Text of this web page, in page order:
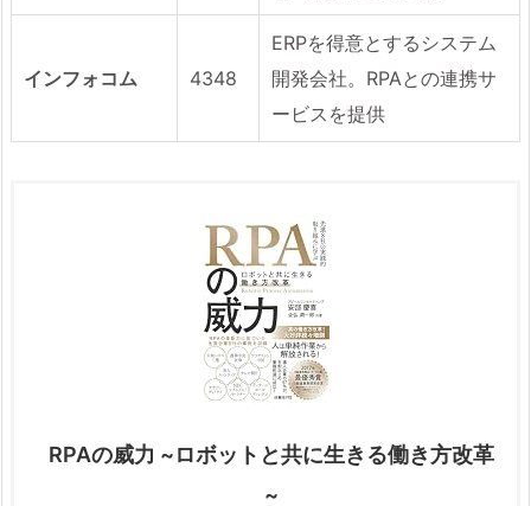
インフォコム 4348
ERPを得意とするシステム
開発会社。RPAとの連携サ
ービスを提供
RPAの威力 ~ロボットと共に生きる働き方改革
~